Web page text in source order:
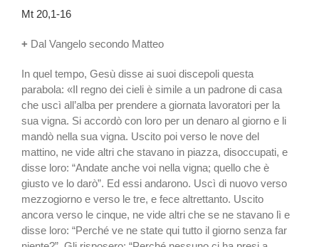
Mt 20,1-16
+ Dal Vangelo secondo Matteo
In quel tempo, Gesù disse ai suoi discepoli questa
parabola: «Il regno dei cieli è simile a un padrone di casa
che uscì all’alba per prendere a giornata lavoratori per la
sua vigna. Si accordò con loro per un denaro al giorno e li
mandò nella sua vigna. Uscito poi verso le nove del
mattino, ne vide altri che stavano in piazza, disoccupati, e
disse loro: “Andate anche voi nella vigna; quello che è
giusto ve lo darò”. Ed essi andarono. Uscì di nuovo verso
mezzogiorno e verso le tre, e fece altrettanto. Uscito
ancora verso le cinque, ne vide altri che se ne stavano lì e
disse loro: “Perché ve ne state qui tutto il giorno senza far